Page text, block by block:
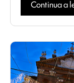
Continua a